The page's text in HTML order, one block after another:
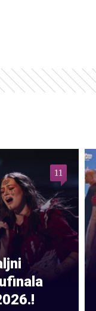
11